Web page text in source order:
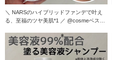
＼ NARSのハイブリッドファンデで叶え
る、至福のツヤ美肌*1 ／ @cosmeベスト